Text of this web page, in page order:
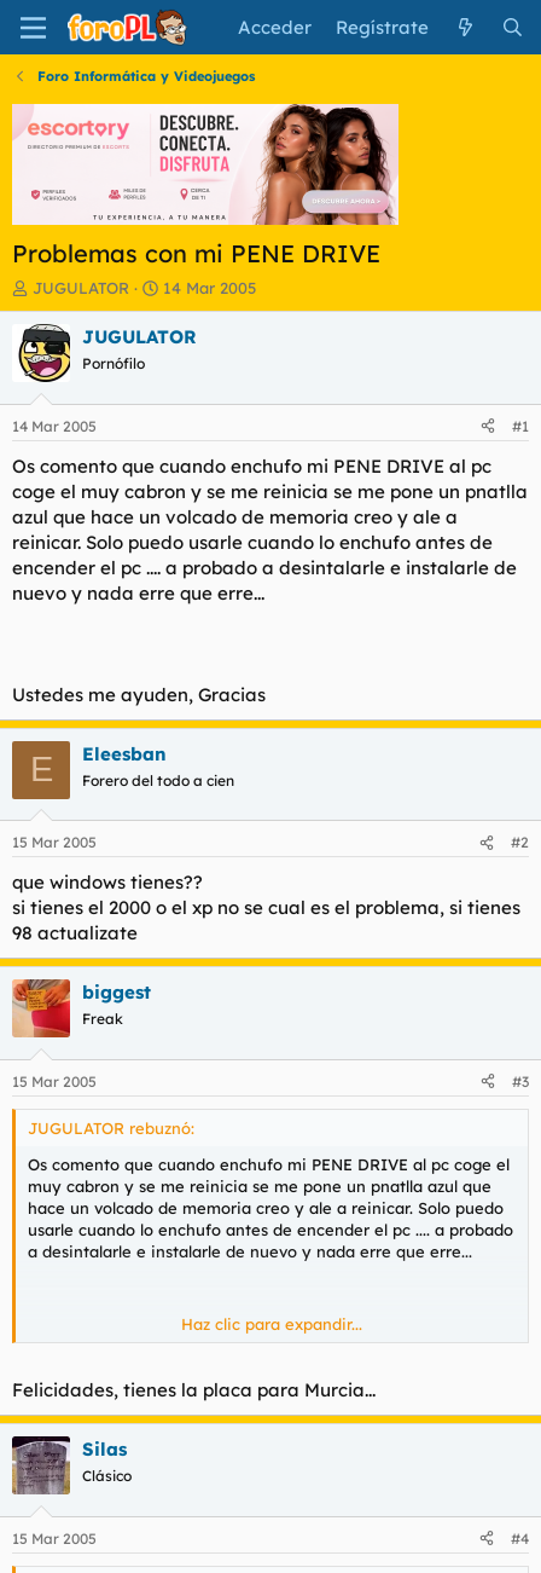
Acceder Regístrate
Foro Informática y Videojuegos
Problemas con mi PENE DRIVE
I
n
i
c
i
a
d
o
r
e
l
t
e
m
JUGULATOR
F
e
c
i
n
c
o
14 Mar 2005
JUGULATOR
Pornófilo
14 Mar 2005 #1
Os comento que cuando enchufo mi PENE DRIVE al pc
coge el muy cabron y se me reinicia se me pone un pnatlla
azul que hace un volcado de memoria creo y ale a
reinicar. Solo puedo usarle cuando lo enchufo antes de
encender el pc .... a probado a desintalarle e instalarle de
nuevo y nada erre que erre...
Ustedes me ayuden, Gracias
E Eleesban
Forero del todo a cien
15 Mar 2005 #2
que windows tienes??
si tienes el 2000 o el xp no se cual es el problema, si tienes
98 actualizate
biggest
Freak
15 Mar 2005 #3
JUGULATOR rebuznó:
Os comento que cuando enchufo mi PENE DRIVE al pc coge el
muy cabron y se me reinicia se me pone un pnatlla azul que
hace un volcado de memoria creo y ale a reinicar. Solo puedo
usarle cuando lo enchufo antes de encender el pc .... a probado
a desintalarle e instalarle de nuevo y nada erre que erre...
Ustedes me ayuden, Gracias
Haz clic para expandir...
Felicidades, tienes la placa para Murcia...
Silas
Clásico
15 Mar 2005 #4